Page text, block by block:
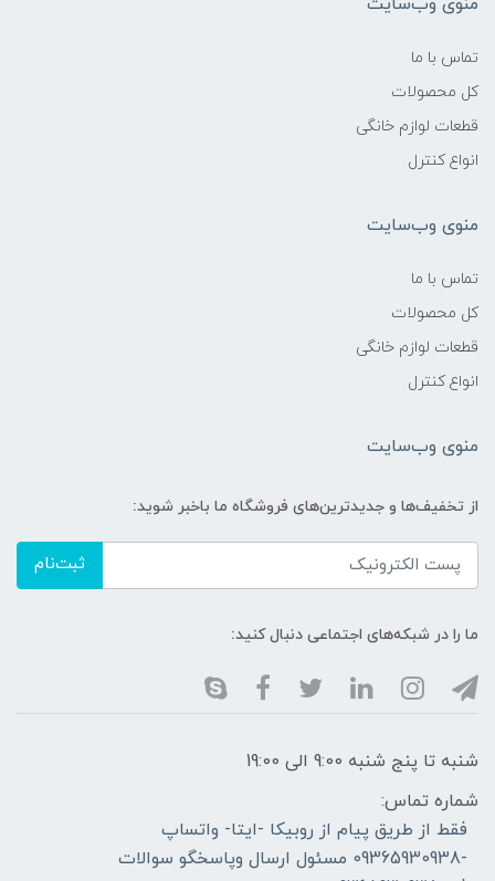
تماس با ما
کل محصولات
قطعات لوازم خانگی
انواع کنترل
منوی وب‌سایت
تماس با ما
کل محصولات
قطعات لوازم خانگی
انواع کنترل
منوی وب‌سایت
از تخفیف‌ها و جدیدترین‌های فروشگاه ما باخبر شوید:
ثبت‌نام
ما را در شبکه‌های اجتماعی دنبال کنید:
شنبه تا پنج شنبه 9:00 الی 19:00
شماره تماس:
فقط از طریق پیام از روبیکا -ایتا- واتساپ
-09365930938 مسئول ارسال وپاسخگو سوالات